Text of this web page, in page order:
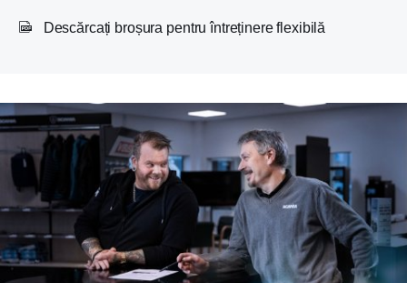
Descărcați broșura pentru întreținere flexibilă